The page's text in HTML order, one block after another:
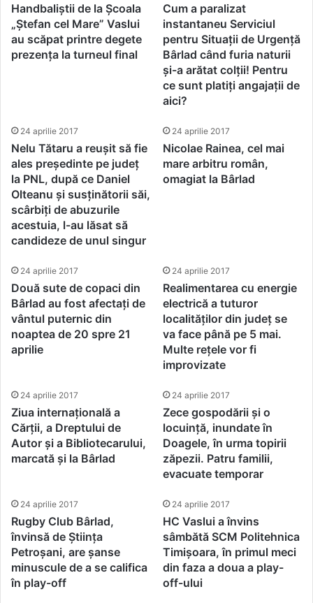
Handbaliștii de la Școala
„Ștefan cel Mare” Vaslui
au scăpat printre degete
prezența la turneul final
Cum a paralizat
instantaneu Serviciul
pentru Situații de Urgență
Bârlad când furia naturii
și-a arătat colții! Pentru
ce sunt platiți angajații de
aici?
24 aprilie 2017
Nelu Tătaru a reușit să fie
ales președinte pe județ
la PNL, după ce Daniel
Olteanu și susținătorii săi,
scârbiți de abuzurile
acestuia, l-au lăsat să
candideze de unul singur
24 aprilie 2017
Nicolae Rainea, cel mai
mare arbitru român,
omagiat la Bârlad
24 aprilie 2017
Două sute de copaci din
Bârlad au fost afectați de
vântul puternic din
noaptea de 20 spre 21
aprilie
24 aprilie 2017
Realimentarea cu energie
electrică a tuturor
localităților din județ se
va face până pe 5 mai.
Multe rețele vor fi
improvizate
24 aprilie 2017
Ziua internațională a
Cărții, a Dreptului de
Autor și a Bibliotecarului,
marcată și la Bârlad
24 aprilie 2017
Zece gospodării și o
locuință, inundate în
Doagele, în urma topirii
zăpezii. Patru familii,
evacuate temporar
24 aprilie 2017
Rugby Club Bârlad,
învinsă de Știința
Petroșani, are șanse
minuscule de a se califica
în play-off
24 aprilie 2017
HC Vaslui a învins
sâmbătă SCM Politehnica
Timișoara, în primul meci
din faza a doua a play-
off-ului